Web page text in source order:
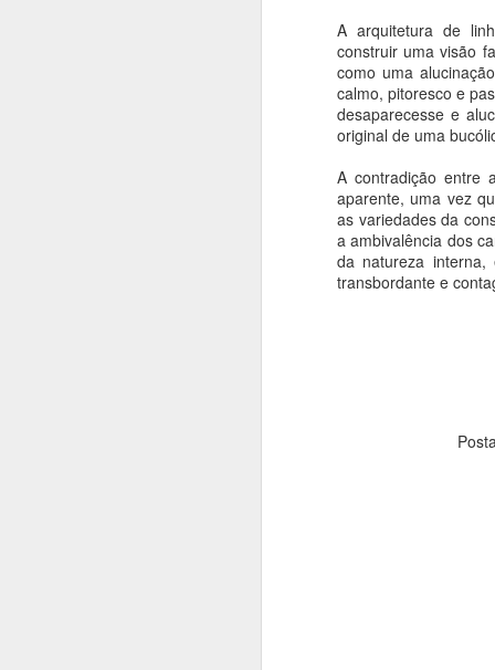
A arquitetura de
construir uma visão
como uma
calmo, pitoresco e
desaparecesse e
original de uma
A contradição entre
aparente, uma vez
as variedades da
a ambivalência dos
da natureza
transbordante e